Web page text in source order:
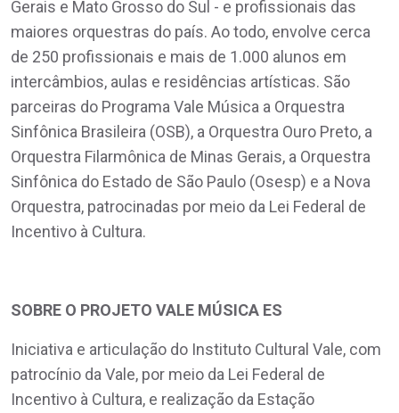
Gerais e Mato Grosso do Sul - e profissionais das
maiores orquestras do país. Ao todo, envolve cerca
de 250 profissionais e mais de 1.000 alunos em
intercâmbios, aulas e residências artísticas. São
parceiras do Programa Vale Música a Orquestra
Sinfônica Brasileira (OSB), a Orquestra Ouro Preto, a
Orquestra Filarmônica de Minas Gerais, a Orquestra
Sinfônica do Estado de São Paulo (Osesp) e a Nova
Orquestra, patrocinadas por meio da Lei Federal de
Incentivo à Cultura.
SOBRE O PROJETO VALE MÚSICA ES
Iniciativa e articulação do Instituto Cultural Vale, com
patrocínio da Vale, por meio da Lei Federal de
Incentivo à Cultura, e realização da Estação